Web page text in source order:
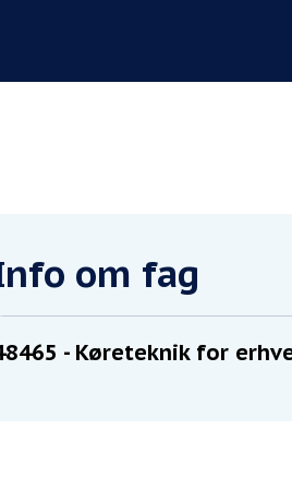
om fag
- Køreteknik for